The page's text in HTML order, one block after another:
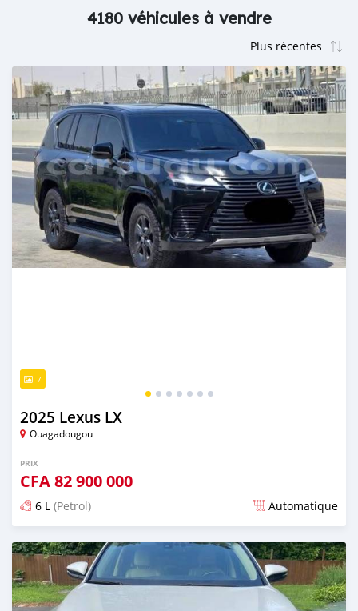
4180 véhicules à vendre
7
2025 Lexus LX
Ouagadougou
PRIX
CFA82 900 000
6 L (Petrol) Automatique
Publié il y a environ 4 heures